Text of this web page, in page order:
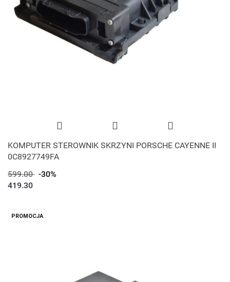
KOMPUTER STEROWNIK SKRZYNI PORSCHE CAYENNE II
0C8927749FA
599.00 -30%
419.30
PROMOCJA